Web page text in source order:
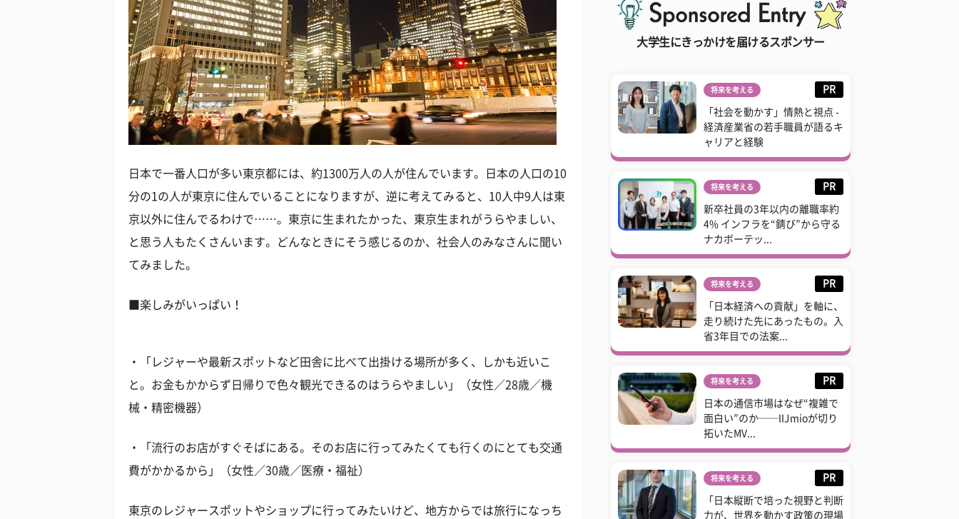
日本で一番人口が多い東京都には、約1300万人の人が住んでいます。日本の人口の10
分の1の人が東京に住んでいることになりますが、逆に考えてみると、10人中9人は東
京以外に住んでるわけで……。東京に生まれたかった、東京生まれがうらやましい、
と思う人もたくさんいます。どんなときにそう感じるのか、社会人のみなさんに聞い
てみました。
■楽しみがいっぱい！
・「レジャーや最新スポットなど田舎に比べて出掛ける場所が多く、しかも近いこ
と。お金もかからず日帰りで色々観光できるのはうらやましい」（女性／28歳／機
械・精密機器）
・「流行のお店がすぐそばにある。そのお店に行ってみたくても行くのにとても交通
費がかかるから」（女性／30歳／医療・福祉）
東京のレジャースポットやショップに行ってみたいけど、地方からでは旅行になっち
大学生にきっかけを届けるスポンサー
将来を考える PR
「社会を動かす」情熱と視点 -
経済産業省の若手職員が語るキ
ャリアと経験
将来を考える PR
新卒社員の3年以内の離職率約
4% インフラを“錆び”から守る
ナカボーテッ...
将来を考える PR
「日本経済への貢献」を軸に、
走り続けた先にあったもの。入
省3年目での法案...
将来を考える PR
日本の通信市場はなぜ“複雑で
面白い”のか──IIJmioが切り
拓いたMV...
将来を考える PR
「日本縦断で培った視野と判断
力が、世界を動かす政策の現場